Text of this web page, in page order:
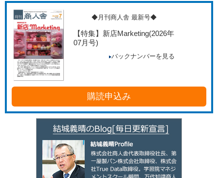
◆月刊商人舎 最新号◆
【特集】新店Marketing(2026年
07月号)
バックナンバーを見る
購読申込み